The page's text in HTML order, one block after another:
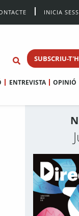
INICIA
SUBSCRIU-
ENTREVISTA OPINIÓ